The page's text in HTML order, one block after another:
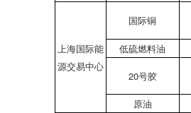
上海国际能
源交易中心
国际铜
低硫燃料油
20号胶
原油